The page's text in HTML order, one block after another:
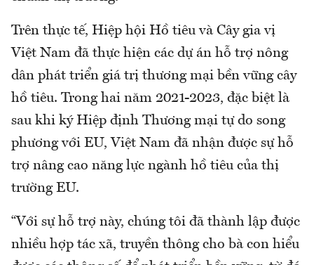
Trên thực tế, Hiệp hội Hồ tiêu và Cây gia vị
Việt Nam đã thực hiện các dự án hỗ trợ nông
dân phát triển giá trị thương mại bền vững cây
hồ tiêu. Trong hai năm 2021-2023, đặc biệt là
sau khi ký Hiệp định Thương mại tự do song
phương với EU, Việt Nam đã nhận được sự hỗ
trợ nâng cao năng lực ngành hồ tiêu của thị
trường EU.
“Với sự hỗ trợ này, chúng tôi đã thành lập được
nhiều hợp tác xã, truyền thông cho bà con hiểu